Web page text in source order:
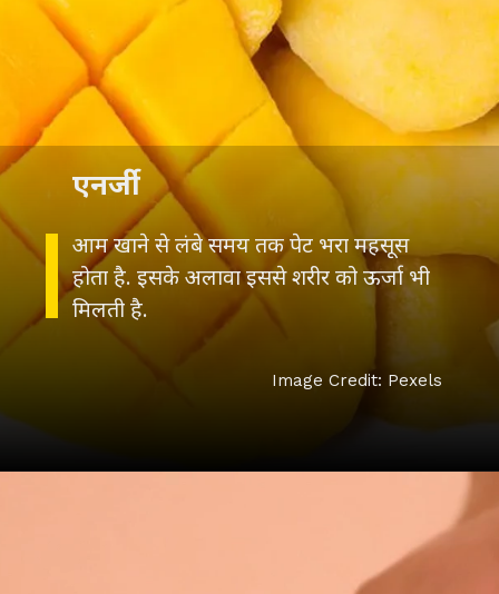
आम खाने से लंबे समय तक पेट भरा महसूस
होता है. इसके अलावा इससे शरीर को ऊर्जा भी
मिलती है.
एनर्जी
Image Credit: Pexels